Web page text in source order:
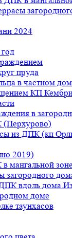
2024
пруда
в частном
КП
в
(Перхурово)
из ДПК (кп
2019)
мангальной
загородного
вдоль
доме
таунхасов